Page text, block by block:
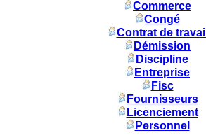
Commerce
Congé
Contrat de travail
Démission
Discipline
Entreprise
Fisc
Fournisseurs
Licenciement
Personnel